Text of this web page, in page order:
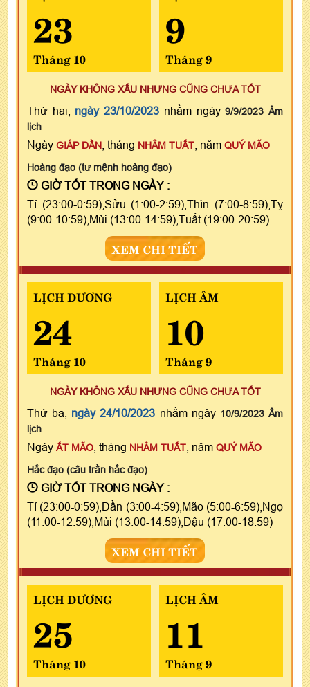
23
Tháng 10
9
Tháng 9
NGÀY KHÔNG XẤU NHƯNG CŨNG CHƯA TỐT
Thứ hai, ngày 23/10/2023 nhằm ngày9/9/2023 Âm
lịch
Ngày GIÁP DẦN , tháng NHÂM TUẤT , năm QUÝ MÃO
Hoàng đạo (tư mệnh hoàng đạo)
GIỜ TỐT TRONG NGÀY :
Tí (23:00-0:59),Sửu (1:00-2:59),Thìn (7:00-8:59),Tỵ
(9:00-10:59),Mùi (13:00-14:59),Tuất (19:00-20:59)
XEM CHI TIẾT
LỊCH DƯƠNG
24
Tháng 10
LỊCH ÂM
10
Tháng 9
NGÀY KHÔNG XẤU NHƯNG CŨNG CHƯA TỐT
Thứ ba, ngày 24/10/2023 nhằm ngày 10/9/2023 Âm
lịch
Ngày ẤT MÃO , tháng NHÂM TUẤT , năm QUÝ MÃO
Hắc đạo (câu trần hắc đạo)
GIỜ TỐT TRONG NGÀY :
Tí (23:00-0:59),Dần (3:00-4:59),Mão (5:00-6:59),Ngọ
(11:00-12:59),Mùi (13:00-14:59),Dậu (17:00-18:59)
XEM CHI TIẾT
LỊCH DƯƠNG
25
Tháng 10
LỊCH ÂM
11
Tháng 9